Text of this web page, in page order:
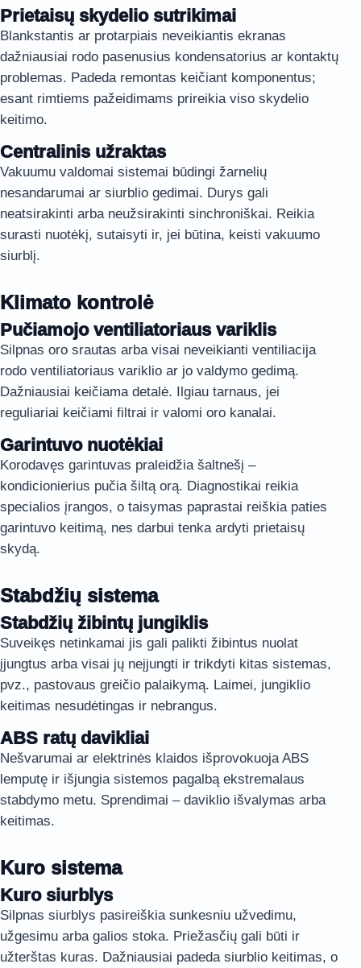
Prietaisų skydelio sutrikimai
Blankstantis ar protarpiais neveikiantis ekranas
dažniausiai rodo pasenusius kondensatorius ar kontaktų
problemas. Padeda remontas keičiant komponentus;
esant rimtiems pažeidimams prireikia viso skydelio
keitimo.
Centralinis užraktas
Vakuumu valdomai sistemai būdingi žarnelių
nesandarumai ar siurblio gedimai. Durys gali
neatsirakinti arba neužsirakinti sinchroniškai. Reikia
surasti nuotėkį, sutaisyti ir, jei būtina, keisti vakuumo
siurblį.
Klimato kontrolė
Pučiamojo ventiliatoriaus variklis
Silpnas oro srautas arba visai neveikianti ventiliacija
rodo ventiliatoriaus variklio ar jo valdymo gedimą.
Dažniausiai keičiama detalė. Ilgiau tarnaus, jei
reguliariai keičiami filtrai ir valomi oro kanalai.
Garintuvo nuotėkiai
Korodavęs garintuvas praleidžia šaltnešį –
kondicionierius pučia šiltą orą. Diagnostikai reikia
specialios įrangos, o taisymas paprastai reiškia paties
garintuvo keitimą, nes darbui tenka ardyti prietaisų
skydą.
Stabdžių sistema
Stabdžių žibintų jungiklis
Suveikęs netinkamai jis gali palikti žibintus nuolat
įjungtus arba visai jų neįjungti ir trikdyti kitas sistemas,
pvz., pastovaus greičio palaikymą. Laimei, jungiklio
keitimas nesudėtingas ir nebrangus.
ABS ratų davikliai
Nešvarumai ar elektrinės klaidos išprovokuoja ABS
lemputę ir išjungia sistemos pagalbą ekstremalaus
stabdymo metu. Sprendimai – daviklio išvalymas arba
keitimas.
Kuro sistema
Kuro siurblys
Silpnas siurblys pasireiškia sunkesniu užvedimu,
užgesimu arba galios stoka. Priežasčių gali būti ir
užterštas kuras. Dažniausiai padeda siurblio keitimas, o